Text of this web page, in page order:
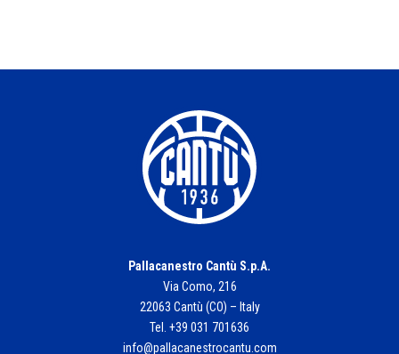
Pallacanestro Cantù S.p.A.
Via Como, 216
22063 Cantù (CO) – Italy
Tel. +39 031 701636
info@pallacanestrocantu.com